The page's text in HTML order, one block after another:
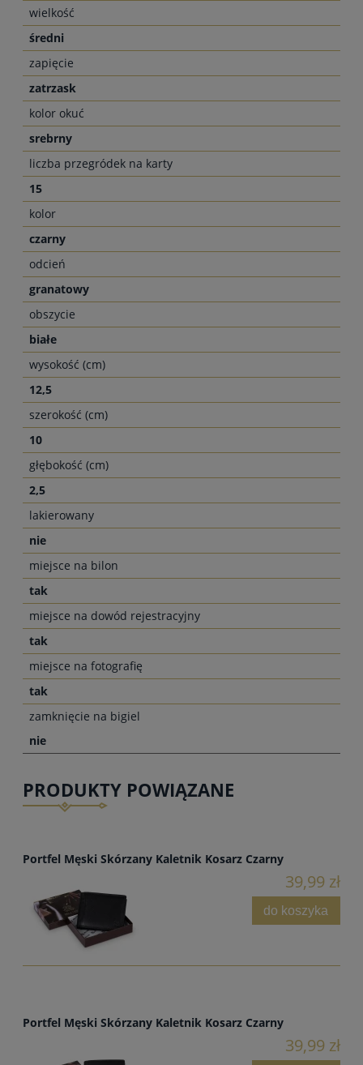
wielkość
średni
zapięcie
zatrzask
kolor okuć
srebrny
liczba przegródek na karty
15
kolor
czarny
odcień
granatowy
obszycie
białe
wysokość (cm)
12,5
szerokość (cm)
10
głębokość (cm)
2,5
lakierowany
nie
miejsce na bilon
tak
miejsce na dowód rejestracyjny
tak
miejsce na fotografię
tak
zamknięcie na bigiel
nie
PRODUKTY POWIĄZANE
Portfel Męski Skórzany Kaletnik Kosarz Czarny
39,99 zł
do koszyka
Portfel Męski Skórzany Kaletnik Kosarz Czarny
39,99 zł